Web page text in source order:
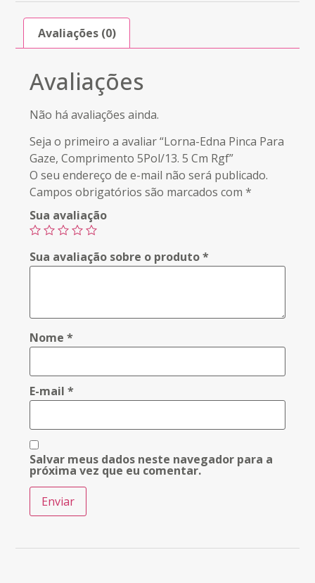
Avaliações (0)
Avaliações
Não há avaliações ainda.
Seja o primeiro a avaliar “Lorna-Edna Pinca Para
Gaze, Comprimento 5Pol/13. 5 Cm Rgf”
O seu endereço de e-mail não será publicado.
Campos obrigatórios são marcados com*
Sua avaliação
Sua avaliação sobre o produto*
Nome*
E-mail*
Salvar meus dados neste navegador para a
próxima vez que eu comentar.